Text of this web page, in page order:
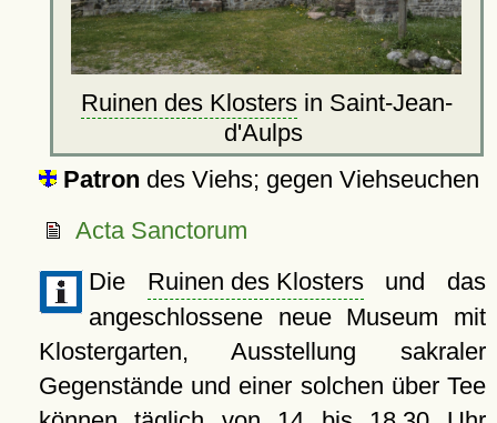
Ruinen des Klostersin Saint-Jean-
d'Aulps
Patron des Viehs; gegen Viehseuchen
Acta Sanctorum
Die Ruinen des Klostersund das
angeschlossene neue Museum mit
Klostergarten, Ausstellung sakraler
Gegenstände und einer solchen über Tee